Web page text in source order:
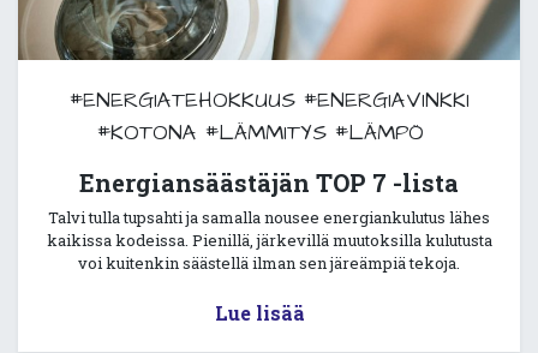
#ENERGIATEHOKKUUS #ENERGIAVINKKI
#KOTONA #LÄMMITYS #LÄMPÖ
Energiansäästäjän TOP 7 -lista
Talvi tulla tupsahti ja samalla nousee energiankulutus lähes
kaikissa kodeissa. Pienillä, järkevillä muutoksilla kulutusta
voi kuitenkin säästellä ilman sen järeämpiä tekoja.
Lue lisää